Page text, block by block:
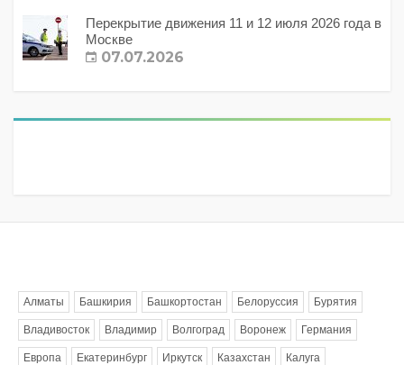
Перекрытие движения 11 и 12 июля 2026 года в
Москве
07.07.2026
Алматы Башкирия Башкортостан Белоруссия Бурятия
Владивосток Владимир Волгоград Воронеж Германия
Европа Екатеринбург Иркутск Казахстан Калуга